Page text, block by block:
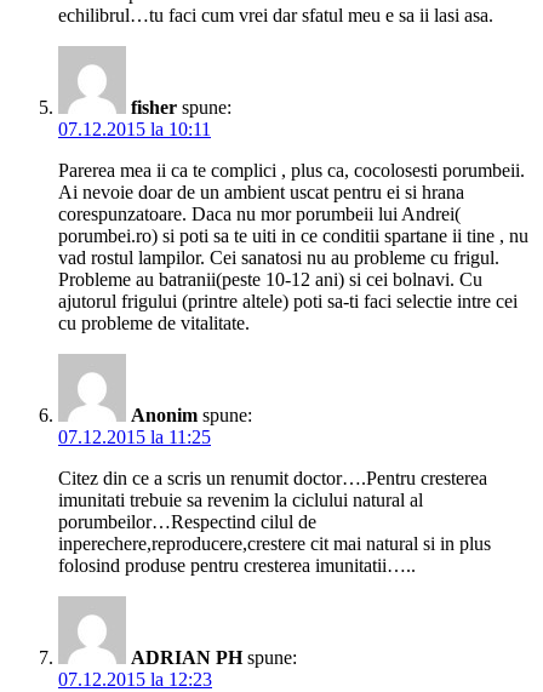
echilibrul…tu faci cum vrei dar sfatul meu e sa ii lasi asa.
fisher spune:
07.12.2015 la 10:11
Parerea mea ii ca te complici , plus ca, cocolosesti porumbeii.
Ai nevoie doar de un ambient uscat pentru ei si hrana
corespunzatoare. Daca nu mor porumbeii lui Andrei(
porumbei.ro) si poti sa te uiti in ce conditii spartane ii tine , nu
vad rostul lampilor. Cei sanatosi nu au probleme cu frigul.
Probleme au batranii(peste 10-12 ani) si cei bolnavi. Cu
ajutorul frigului (printre altele) poti sa-ti faci selectie intre cei
cu probleme de vitalitate.
Anonim spune:
07.12.2015 la 11:25
Citez din ce a scris un renumit doctor….Pentru cresterea
imunitati trebuie sa revenim la ciclului natural al
porumbeilor…Respectind cilul de
inperechere,reproducere,crestere cit mai natural si in plus
folosind produse pentru cresterea imunitatii…..
ADRIAN PH spune:
07.12.2015 la 12:23